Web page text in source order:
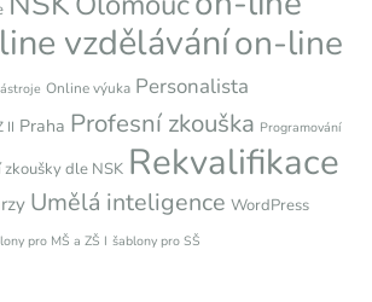
vzděláváníon-line
Online výuka Personalista
II Praha Profesní zkouška Programování
dle NSK Rekvalifikace
Umělá inteligence WordPress
pro MŠ a ZŠ I šablony pro SŠ